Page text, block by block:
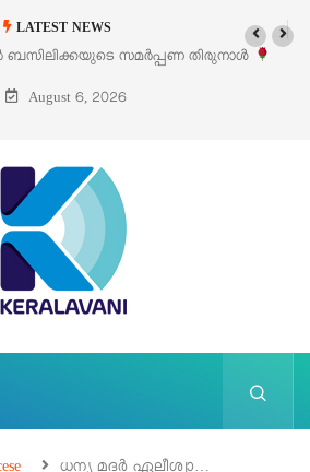
LATEST NEWS
ലൈഫ് സ്റ്റൈൽ എക്സിബിഷനും
August 6, 2026